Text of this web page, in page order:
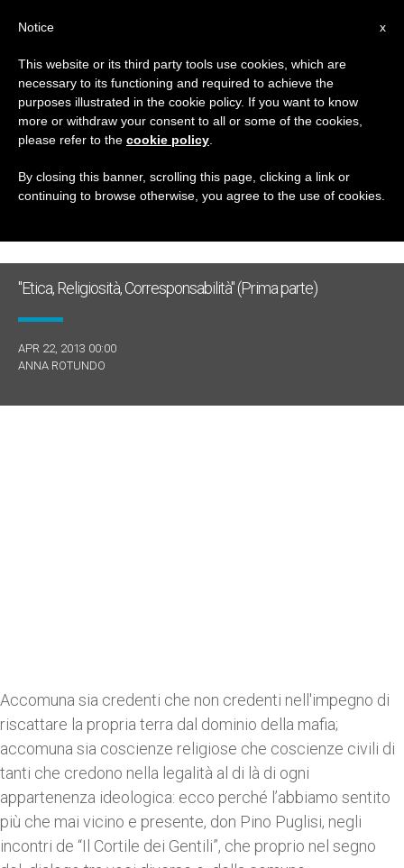
GIORNO
Aprile 22nd, 2013
ULTIME NOTIZIE
"Etica, Religiosità, Corresponsabilità" (Prima parte)
APR 22, 2013 00:00
ANNA ROTUNDO
Accomuna sia credenti che non credenti nell'impegno di
riscattare la propria terra dal dominio della mafia;
accomuna sia coscienze religiose che coscienze civili di
tanti che credono nella legalità al di là di ogni
appartenenza ideologica: ecco perché l’abbiamo sentito
più che mai vicino e presente, don Pino Puglisi, negli
incontri de “Il Cortile dei Gentili”, che proprio nel segno
x
Notice
This website or its third party tools use cookies, which are
necessary to its functioning and required to achieve the
purposes illustrated in the cookie policy. If you want to know
more or withdraw your consent to all or some of the cookies,
please refer to the cookie policy
By closing this banner, scrolling this page, clicking a link or
continuing to browse otherwise, you agree to the use of cookies.